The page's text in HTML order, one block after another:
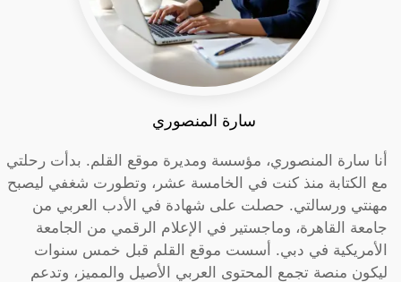
سارة المنصوري
أنا سارة المنصوري، مؤسسة ومديرة موقع القلم. بدأت رحلتي
مع الكتابة منذ كنت في الخامسة عشر، وتطورت شغفي ليصبح
مهنتي ورسالتي. حصلت على شهادة في الأدب العربي من
جامعة القاهرة، وماجستير في الإعلام الرقمي من الجامعة
الأمريكية في دبي. أسست موقع القلم قبل خمس سنوات
ليكون منصة تجمع المحتوى العربي الأصيل والمميز، وتدعم